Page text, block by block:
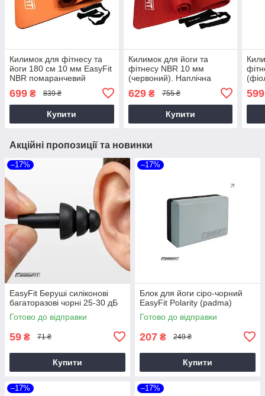
Килимок для фітнесу та
йоги 180 см 10 мм EasyFit
NBR помаранчевий
699 ₴ 839 ₴
Купити
Килимок для йоги та
фітнесу NBR 10 мм
(червоний). Наплічна
комплекті. Килимок
туристичний
629₴ 755 ₴
Купити
599
Акційні пропозиції та новинки
–17%
EasyFit Беруші силіконові
багаторазові чорні 25-30 дБ
Готово до відправки
59 ₴ 71 ₴
Купити
–17%
Блок для йоги сіро-чорний
EasyFit Polarity (рadma)
Готово до відправки
207 ₴ 249 ₴
Купити
–17% –17%